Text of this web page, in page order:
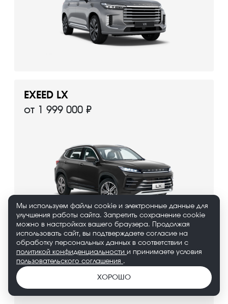
EXEED LX
от 1 999 000 ₽
EXEED RX
Мы используем файлы cookie и электронные данные для
улучшения работы сайта. Запретить сохранение cookie
можно в настройках вашего браузера. Продолжая
использовать сайт, вы подтверждаете согласие на
обработку персональных данных в соответствии с
политикой конфиденциальности и принимаете условия
пользовательского соглашения .
ХОРОШО